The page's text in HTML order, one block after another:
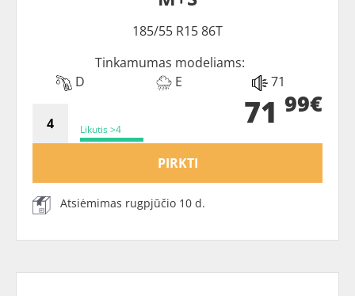
185/55 R15 86T
Tinkamumas modeliams:
D
E 71
Likutis >4 71 99€
PIRKTI
Atsiėmimas rugpjūčio 10 d.